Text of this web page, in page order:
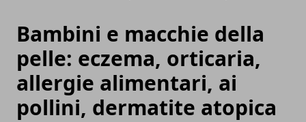
Bambini e macchie della
pelle: eczema, orticaria,
allergie alimentari, ai
pollini, dermatite atopica